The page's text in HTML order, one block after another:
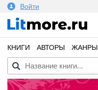
Войти
КНИГИ АВТОРЫ ЖАНРЫ